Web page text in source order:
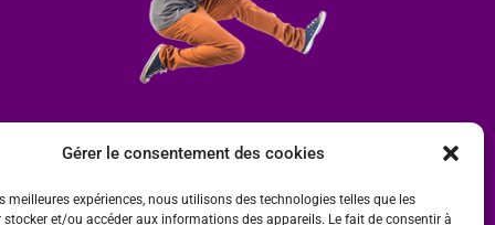
Gérer le consentement des cookies
meilleures expériences, nous utilisons des technologies telles que les
stocker et/ou accéder aux informations des appareils. Le fait de consentir à